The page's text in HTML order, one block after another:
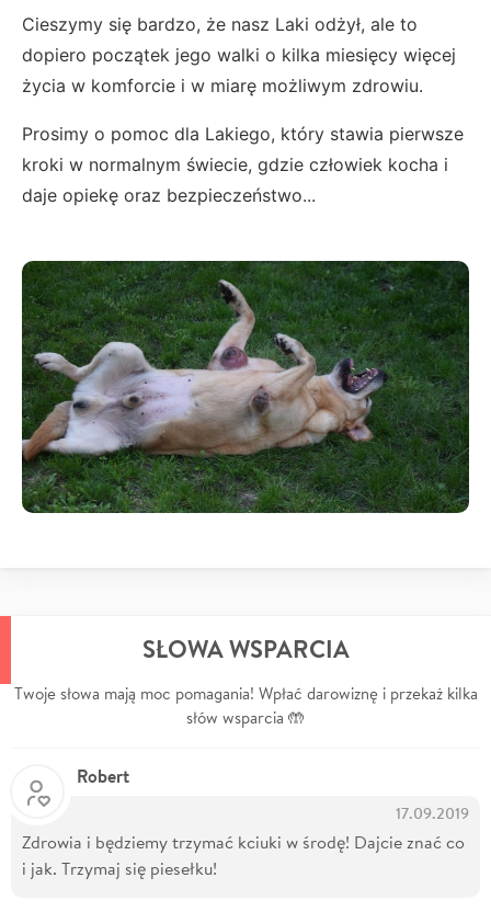
Cieszymy się bardzo, że nasz Laki odżył, ale to
dopiero początek jego walki o kilka miesięcy więcej
życia w komforcie i w miarę możliwym zdrowiu.
Prosimy o pomoc dla Lakiego, który stawia pierwsze
kroki w normalnym świecie, gdzie człowiek kocha i
daje opiekę oraz bezpieczeństwo...
SŁOWA WSPARCIA
Twoje słowa mają moc pomagania! Wpłać darowiznę i przekaż kilka
słów wsparcia 🤲
Robert
17.09.2019
Zdrowia i będziemy trzymać kciuki w środę! Dajcie znać co
i jak. Trzymaj się piesełku!